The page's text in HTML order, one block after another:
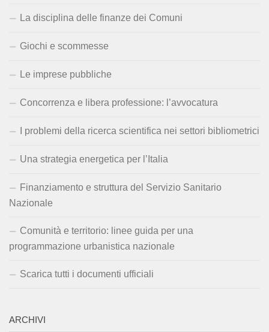
La disciplina delle finanze dei Comuni
Giochi e scommesse
Le imprese pubbliche
Concorrenza e libera professione: l’avvocatura
I problemi della ricerca scientifica nei settori bibliometrici
Una strategia energetica per l’Italia
Finanziamento e struttura del Servizio Sanitario
Nazionale
Comunità e territorio: linee guida per una
programmazione urbanistica nazionale
Scarica tutti i documenti ufficiali
ARCHIVI